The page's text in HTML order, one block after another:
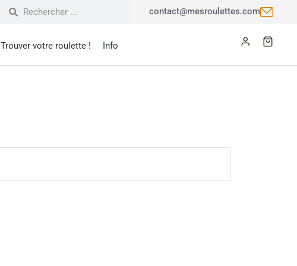
contact@mesroulettes.com
Trouver votre roulette ! Info